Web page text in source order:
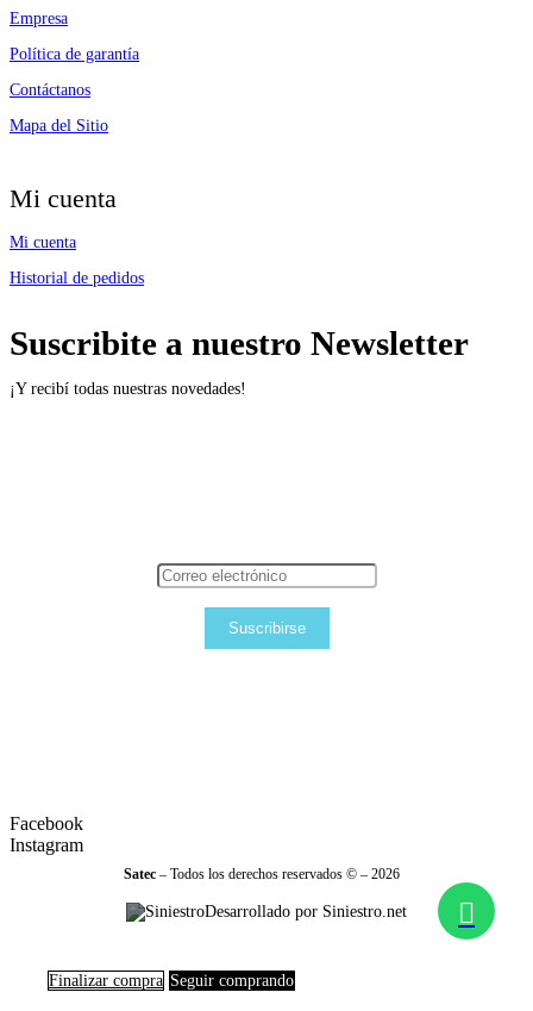
Empresa
Política de garantía
Contáctanos
Mapa del Sitio
Mi cuenta
Mi cuenta
Historial de pedidos
Suscribite a nuestro Newsletter
¡Y recibí todas nuestras novedades!
Suscribirse
Facebook
Instagram
Satec – Todos los derechos reservados © – 2026
Desarrollado por Siniestro.net
Finalizar compra Seguir comprando